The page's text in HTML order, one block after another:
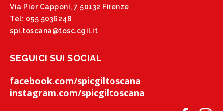
Via Pier Capponi, 7 50132 Firenze
Tel: 055 5036248
spi.toscana@tosc.cgil.it
SEGUICI SUI SOCIAL
facebook.com/spicgiltoscana
instagram.com/spicgiltoscana